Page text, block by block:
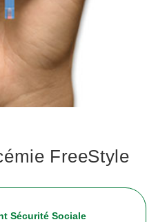
FreeStyle
Sécurité Sociale